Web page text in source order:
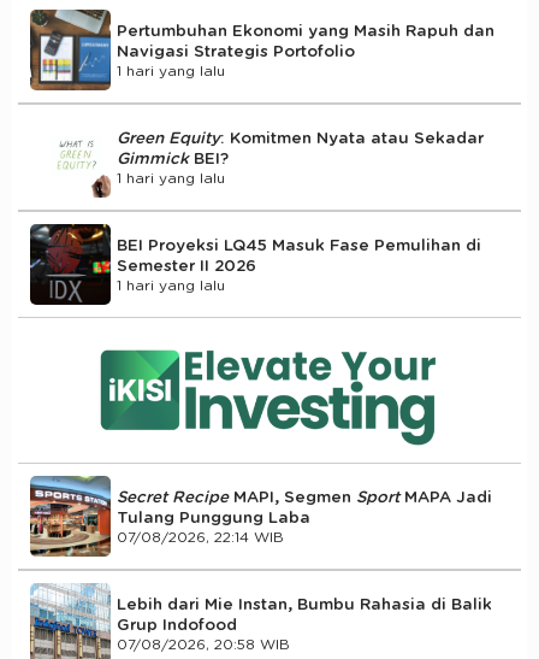
Pertumbuhan Ekonomi yang Masih Rapuh dan
Navigasi Strategis Portofolio
1 hari yang lalu
Green Equity: Komitmen Nyata atau Sekadar
Gimmick BEI?
1 hari yang lalu
BEI Proyeksi LQ45 Masuk Fase Pemulihan di
Semester II 2026
1 hari yang lalu
Secret RecipeMAPI, Segmen Sport MAPA Jadi
Tulang Punggung Laba
07/08/2026, 22:14 WIB
Lebih dari Mie Instan, Bumbu Rahasia di Balik
Grup Indofood
07/08/2026, 20:58 WIB